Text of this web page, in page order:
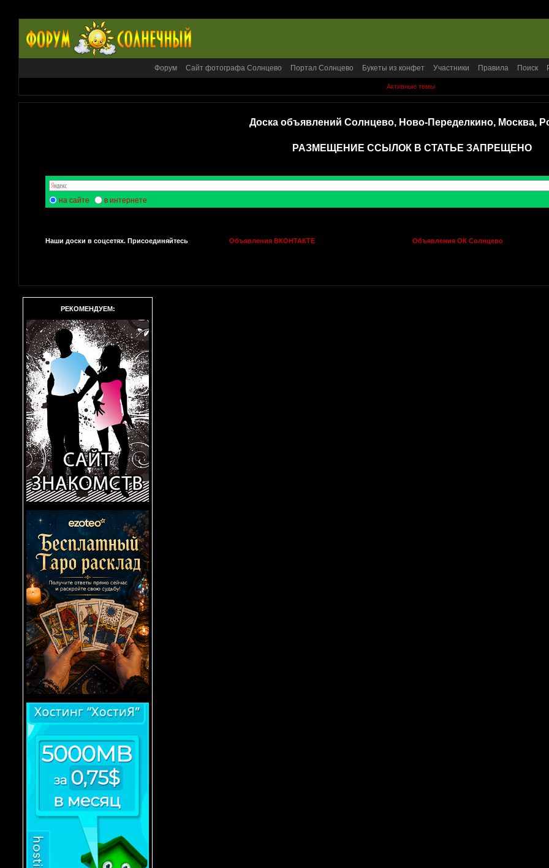
Форум Сайт фотографа Солнцево Портал Солнцево Букеты из конфет Участники Правила Поиск
Активные темы
Доска объявлений Солнцево, Ново-Переделкино, Москва,
РАЗМЕЩЕНИЕ ССЫЛОК В СТАТЬЕ ЗАПРЕЩЕНО
на сайте в интернете
Наши доски в соцсетях. Присоединяйтесь Объявления ВКОНТАКТЕ Объявления ОК Солнцево
РЕКОМЕНДУЕМ: